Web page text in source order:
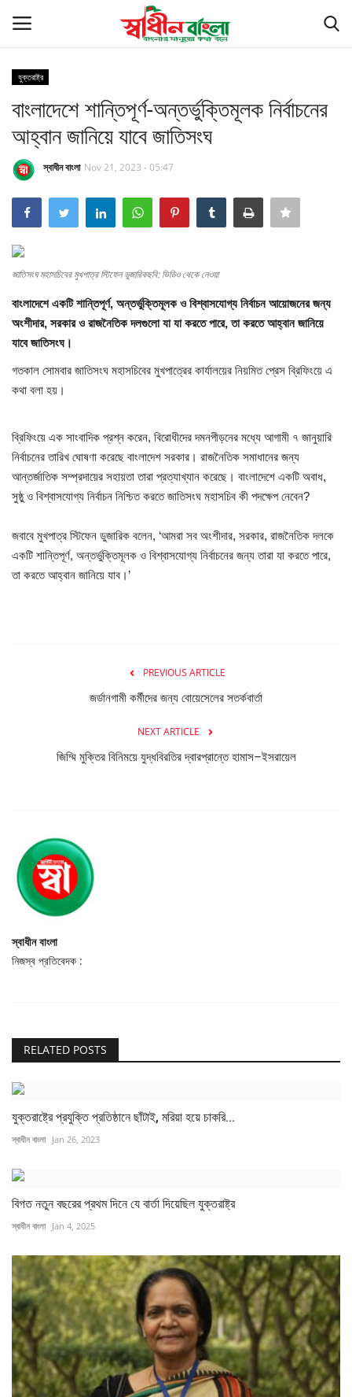
সর্বশেষ
বাংলাদেশ
বিশ্ব
খেলাধুলা
রাজনীতি
বাণিজ্য
দেশজুড়ে
Gallery
অন্যান্য
যুক্তরাষ্ট্র
বাংলাদেশে শান্তিপূর্ণ-অন্তর্ভুক্তিমূলক নির্বাচনের
আহ্বান জানিয়ে যাবে জাতিসংঘ
স্বাধীন বাংলা Nov 21, 2023 - 05:47
জাতিসংঘ মহাসচিবের মুখপাত্র স্টিফেন ডুজারিকছবি: ভিডিও থেকে নেওয়া
বাংলাদেশে একটি শান্তিপূর্ণ, অন্তর্ভুক্তিমূলক ও বিশ্বাসযোগ্য নির্বাচন আয়োজনের জন্য
অংশীদার, সরকার ও রাজনৈতিক দলগুলো যা যা করতে পারে, তা করতে আহ্বান জানিয়ে
যাবে জাতিসংঘ।
গতকাল সোমবার জাতিসংঘ মহাসচিবের মুখপাত্রের কার্যালয়ের নিয়মিত প্রেস ব্রিফিংয়ে এ
কথা বলা হয়।
ব্রিফিংয়ে এক সাংবাদিক প্রশ্ন করেন, বিরোধীদের দমনপীড়নের মধ্যে আগামী ৭ জানুয়ারি
নির্বাচনের তারিখ ঘোষণা করেছে বাংলাদেশ সরকার। রাজনৈতিক সমাধানের জন্য
আন্তর্জাতিক সম্প্রদায়ের সহায়তা তারা প্রত্যাখ্যান করেছে। বাংলাদেশে একটি অবাধ,
সুষ্ঠু ও বিশ্বাসযোগ্য নির্বাচন নিশ্চিত করতে জাতিসংঘ মহাসচিব কী পদক্ষেপ নেবেন?
জবাবে মুখপাত্র স্টিফেন ডুজারিক বলেন, ‘আমরা সব অংশীদার, সরকার, রাজনৈতিক দলকে
একটি শান্তিপূর্ণ, অন্তর্ভুক্তিমূলক ও বিশ্বাসযোগ্য নির্বাচনের জন্য তারা যা করতে পারে,
তা করতে আহ্বান জানিয়ে যাব।’
PREVIOUS ARTICLE
জর্ডানগামী কর্মীদের জন্য বোয়েসেলের সতর্কবার্তা
NEXT ARTICLE
জিম্মি মুক্তির বিনিময়ে যুদ্ধবিরতির দ্বারপ্রান্তে হামাস–ইসরায়েল
স্বাধীন বাংলা
নিজস্ব প্রতিবেদক :
RELATED POSTS
যুক্তরাষ্ট্রে প্রযুক্তি প্রতিষ্ঠানে ছাঁটাই, মরিয়া হয়ে চাকরি...
স্বাধীন বাংলা Jan 26, 2023
বিগত নতুন বছরের প্রথম দিনে যে বার্তা দিয়েছিল যুক্তরাষ্ট্র
স্বাধীন বাংলা Jan 4, 2025